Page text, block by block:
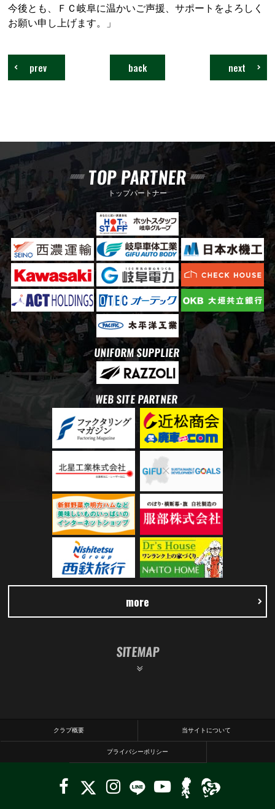
今後とも、ＦＣ岐阜に温かいご声援、サポートをよろしく
お願い申し上げます。」
next
back
prev
TOP PARTNER
トップパートナー
UNIFORM SUPPLIER
WEB SITE PARTNER
more
SITEMAP
クラブ概要 当サイトについて
プライバシーポリシー